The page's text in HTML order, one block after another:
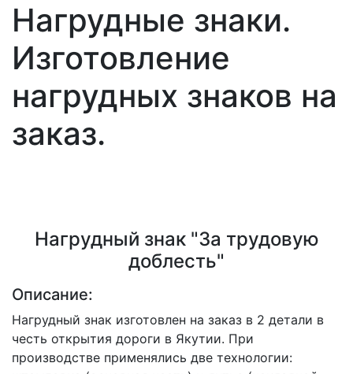
Нагрудные знаки.
Изготовление
нагрудных знаков на
заказ.
Нагрудный знак "За трудовую
доблесть"
Описание:
Нагрудный знак изготовлен на заказ в 2 детали в
честь открытия дороги в Якутии. При
производстве применялись две технологии: